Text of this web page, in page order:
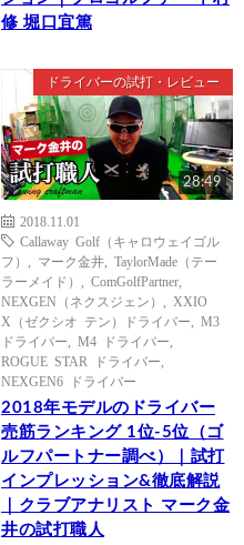
修 堀口宜篤
ドライバーの試打・レビュー
28:49
2018.11.01
Callaway Golf（キャロウェイゴル
フ）
マーク金井
TaylorMade（テー
ラーメイド）
ComGolfPartner
NEXGEN（ネクスジェン）
XXIO
X（ゼクシオ テン）ドライバー
M3
ドライバー
M4 ドライバー
ROGUE STAR ドライバー
NEXGEN6 ドライバー
2018年モデルのドライバー
売筋ランキング 1位-5位（ゴ
ルフパートナー調べ）｜試打
インプレッション&徹底解説
｜クラブアナリスト マーク金
井の試打職人